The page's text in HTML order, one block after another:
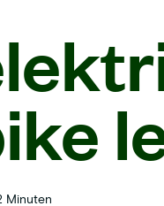
Minuten